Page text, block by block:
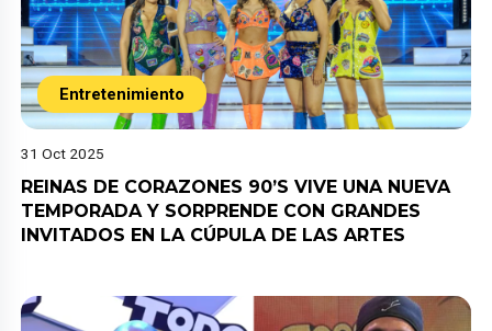
Entretenimiento
31 Oct 2025
REINAS DE CORAZONES 90’S VIVE UNA NUEVA
TEMPORADA Y SORPRENDE CON GRANDES
INVITADOS EN LA CÚPULA DE LAS ARTES